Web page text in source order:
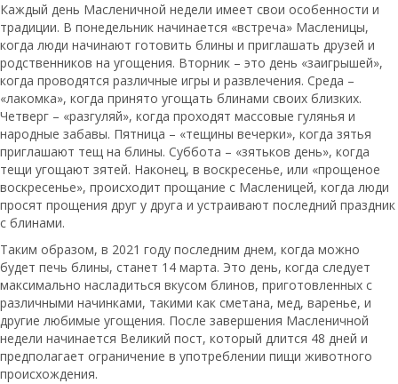
Каждый день Масленичной недели имеет свои особенности и
традиции. В понедельник начинается «встреча» Масленицы,
когда люди начинают готовить блины и приглашать друзей и
родственников на угощения. Вторник – это день «заигрышей»,
когда проводятся различные игры и развлечения. Среда –
«лакомка», когда принято угощать блинами своих близких.
Четверг – «разгуляй», когда проходят массовые гулянья и
народные забавы. Пятница – «тещины вечерки», когда зятья
приглашают тещ на блины. Суббота – «зятьков день», когда
тещи угощают зятей. Наконец, в воскресенье, или «прощеное
воскресенье», происходит прощание с Масленицей, когда люди
просят прощения друг у друга и устраивают последний праздник
с блинами.
Таким образом, в 2021 году последним днем, когда можно
будет печь блины, станет 14 марта. Это день, когда следует
максимально насладиться вкусом блинов, приготовленных с
различными начинками, такими как сметана, мед, варенье, и
другие любимые угощения. После завершения Масленичной
недели начинается Великий пост, который длится 48 дней и
предполагает ограничение в употреблении пищи животного
происхождения.